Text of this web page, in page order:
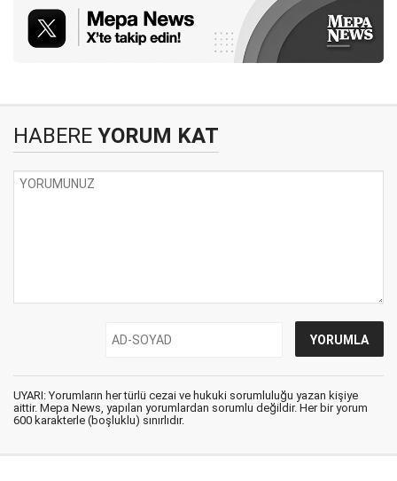
HABERE YORUM KAT
UYARI: Yorumların her türlü cezai ve hukuki sorumluluğu yazan kişiye
aittir. Mepa News, yapılan yorumlardan sorumlu değildir. Her bir yorum
600 karakterle (boşluklu) sınırlıdır.